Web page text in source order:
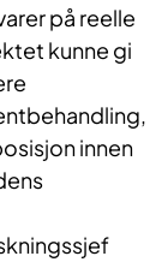
på reelle
kunne gi
innen